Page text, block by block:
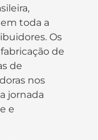
toda a
Os
de
de
nos
jornada
e